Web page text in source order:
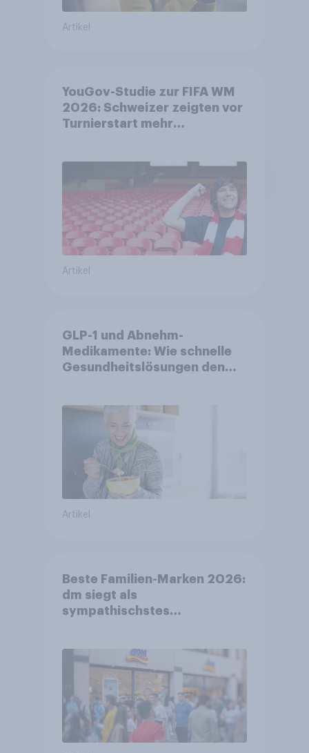
Artikel
YouGov-Studie zur FIFA WM
2026: Schweizer zeigten vor
Turnierstart mehr
Artikel
GLP-1 und Abnehm-
Medikamente: Wie schnelle
Gesundheitslösungen den
Artikel
Beste Familien-Marken 2026:
dm siegt als
sympathischstes